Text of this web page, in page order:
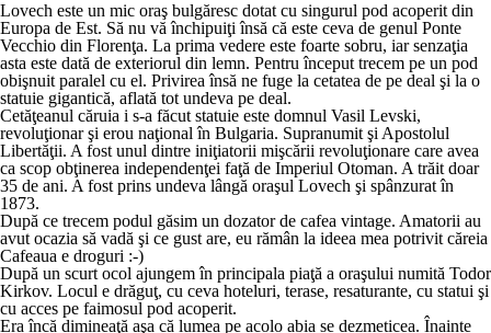
Lovech este un mic oraş bulgăresc dotat cu singurul pod acoperit din
Europa de Est. Să nu vă închipuiţi însă că este ceva de genul Ponte
Vecchio din Florenţa. La prima vedere este foarte sobru, iar senzaţia
asta este dată de exteriorul din lemn. Pentru început trecem pe un pod
obişnuit paralel cu el. Privirea însă ne fuge la cetatea de pe deal şi la o
statuie gigantică, aflată tot undeva pe deal.
Cetăţeanul căruia i s-a făcut statuie este domnul Vasil Levski,
revoluţionar şi erou naţional în Bulgaria. Supranumit şi Apostolul
Libertăţii. A fost unul dintre iniţiatorii mişcării revoluţionare care avea
ca scop obţinerea independenţei faţă de Imperiul Otoman. A trăit doar
35 de ani. A fost prins undeva lângă oraşul Lovech şi spânzurat în
1873.
După ce trecem podul găsim un dozator de cafea vintage. Amatorii au
avut ocazia să vadă şi ce gust are, eu rămân la ideea mea potrivit căreia
Cafeaua e droguri :-)
După un scurt ocol ajungem în principala piaţă a oraşului numită Todor
Kirkov. Locul e drăguţ, cu ceva hoteluri, terase, resaturante, cu statui şi
cu acces pe faimosul pod acoperit.
Era încă dimineaţă aşa că lumea pe acolo abia se dezmeticea. Înainte